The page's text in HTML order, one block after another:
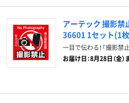
アーテック 撮影
36601 1セット(1枚
一目で伝わる！「撮影禁
お届け日：8月28日（金）